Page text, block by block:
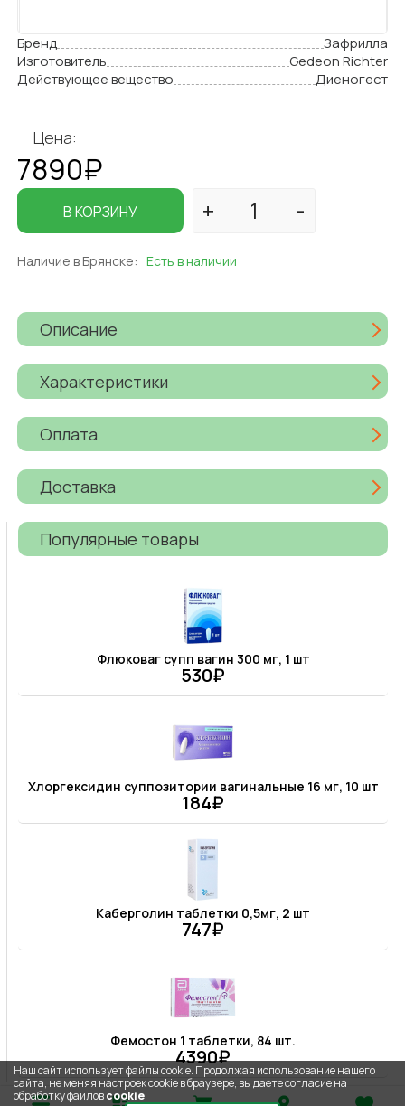
Бренд
Зафрилла
Изготовитель
Gedeon Richter
Действующее вещество
Диеногест
Цена:
7890₽
В КОРЗИНУ
Наличие в Брянске: Есть в наличии
Описание
Характеристики
Оплата
Доставка
Популярные товары
Флюковаг супп вагин 300 мг, 1 шт
530₽
Хлоргексидин суппозитории вагинальные 16 мг, 10 шт
184₽
Каберголин таблетки 0,5мг, 2 шт
747₽
Фемостон 1 таблетки, 84 шт.
4390₽
Наш сайт использует файлы cookie. Продолжая использование нашего
сайта, не меняя настроек cookie в браузере, вы даете согласие на
обработку файловcookie.